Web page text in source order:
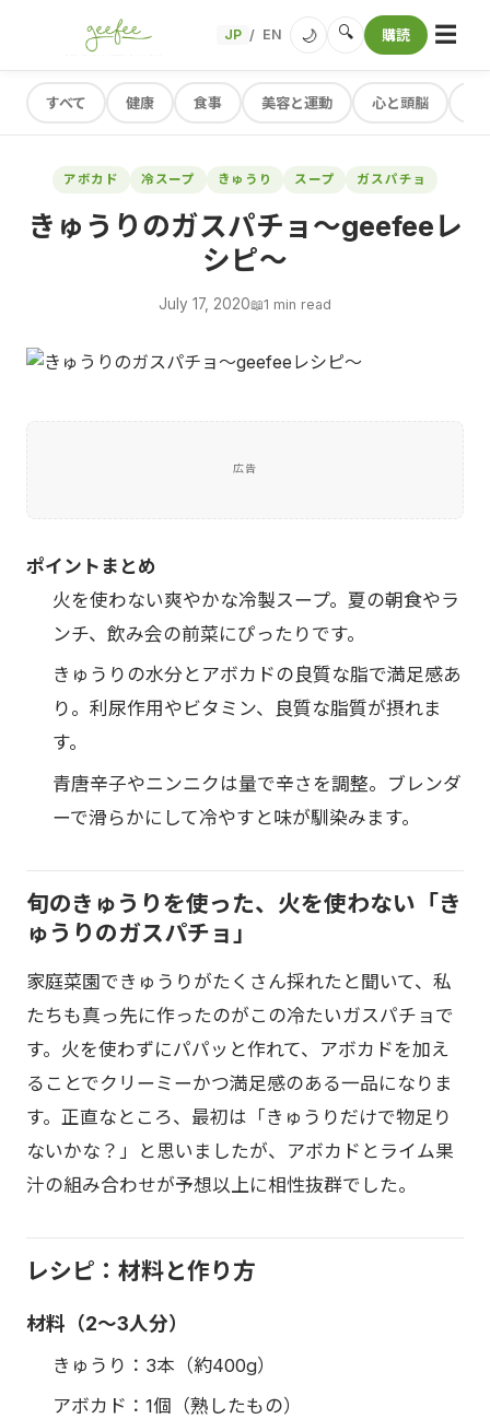
JP / EN 🌙 🔍 購読 ☰
すべて 健康 食事 美容と運動 心と頭脳
アボカド 冷スープ きゅうり スープ ガスパチョ
きゅうりのガスパチョ～geefeeレ
シピ～
July 17, 2020📖1 min read
広告
ポイントまとめ
火を使わない爽やかな冷製スープ。夏の朝食やラ
ンチ、飲み会の前菜にぴったりです。
きゅうりの水分とアボカドの良質な脂で満足感あ
り。利尿作用やビタミン、良質な脂質が摂れま
す。
青唐辛子やニンニクは量で辛さを調整。ブレンダ
ーで滑らかにして冷やすと味が馴染みます。
旬のきゅうりを使った、火を使わない「き
ゅうりのガスパチョ」
家庭菜園できゅうりがたくさん採れたと聞いて、私
たちも真っ先に作ったのがこの冷たいガスパチョで
す。火を使わずにパパッと作れて、アボカドを加え
ることでクリーミーかつ満足感のある一品になりま
す。正直なところ、最初は「きゅうりだけで物足り
ないかな？」と思いましたが、アボカドとライム果
汁の組み合わせが予想以上に相性抜群でした。
レシピ：材料と作り方
材料（2〜3人分）
きゅうり：3本（約400g）
アボカド：1個（熟したもの）